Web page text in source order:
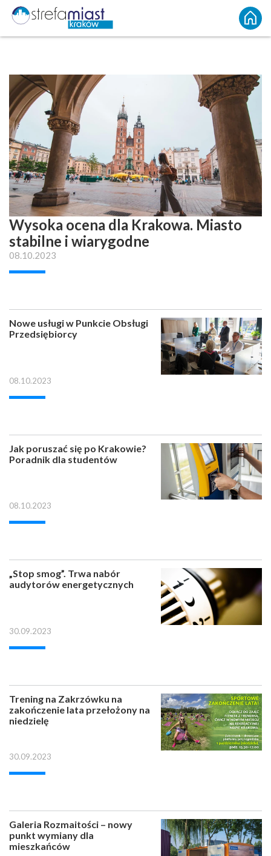
Wysoka ocena dla Krakowa. Miasto
stabilne i wiarygodne
08.10.2023
Nowe usługi w Punkcie Obsługi
Przedsiębiorcy
08.10.2023
Jak poruszać się po Krakowie?
Poradnik dla studentów
08.10.2023
„Stop smog”. Trwa nabór
audytorów energetycznych
30.09.2023
Trening na Zakrzówku na
zakończenie lata przełożony na
niedzielę
30.09.2023
Galeria Rozmaitości – nowy
punkt wymiany dla
mieszkańców